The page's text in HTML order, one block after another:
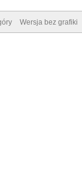
Wersja bez grafiki